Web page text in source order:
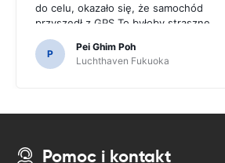
do celu, okazało się, że samochód
przyszedł z GPS.To byłoby straszne,
gdybyśmy zdecydowali się na zakup
GPS, ponieważ trzeba było poruszać po
japońskich drogach.
P
Pei Ghim Poh
Luchthaven Fukuoka
Pomoc i kontakt